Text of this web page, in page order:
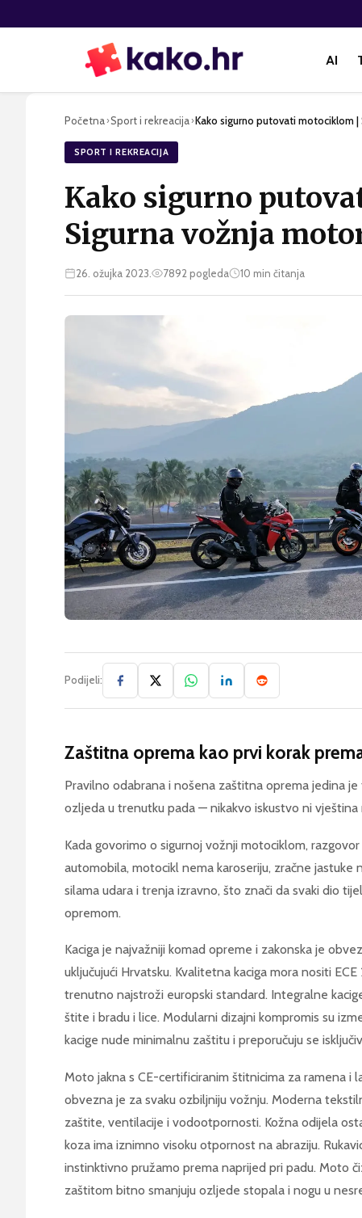
AI
Početna›Sport i rekreacija›Kako sigurno putovati motociklom
SPORT I REKREACIJA
Kako sigurno
Sigurna vožnja
26. ožujka 2023. 7892 pogleda 10 min čitanja
Podijeli:
Zaštitna oprema kao prvi korak
Pravilno odabrana i nošena zaštitna oprema jedina
ozljeda u trenutku pada — nikakvo iskustvo ni vještina
Kada govorimo o sigurnoj vožnji motociklom,
automobila, motocikl nema karoseriju, zračne jastuke
silama udara i trenja izravno, što znači da svaki dio
opremom.
Kaciga je najvažniji komad opreme i zakonska je
uključujući Hrvatsku. Kvalitetna kaciga mora nositi
trenutno najstroži europski standard. Integralne
štite i bradu i lice. Modularni dizajni kompromis su
kacige nude minimalnu zaštitu i preporučuju se
Moto jakna s CE-certificiranim štitnicima za ramena
obvezna je za svaku ozbiljniju vožnju. Moderna
zaštite, ventilacije i vodootpornosti. Kožna odijela
koza ima iznimno visoku otpornost na abraziju.
instinktivno pružamo prema naprijed pri padu. Moto
zaštitom bitno smanjuju ozljede stopala i nogu u